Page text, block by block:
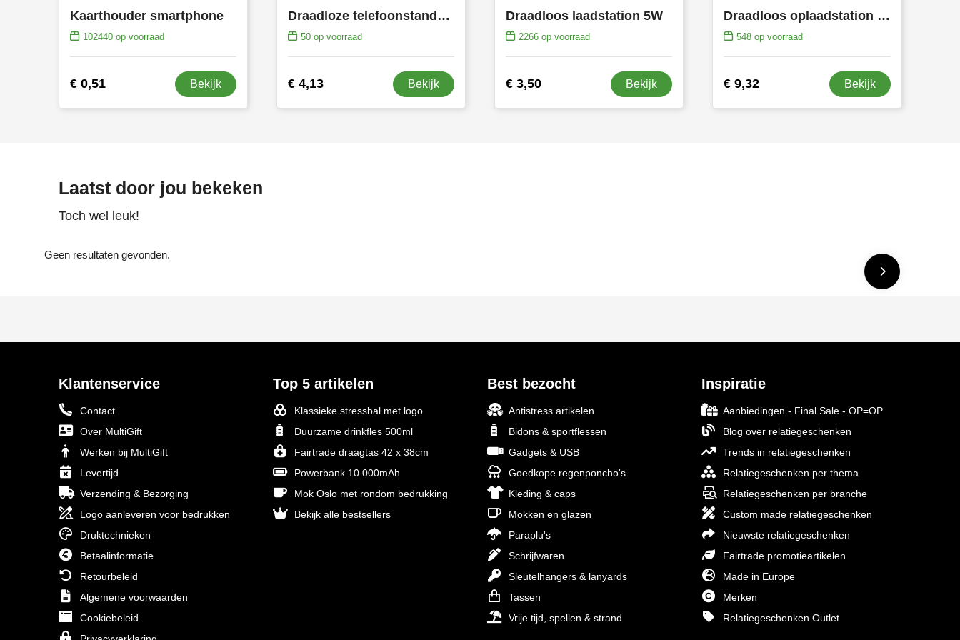
Kaarthouder smartphone
102440op voorraad
€ 0,51 Bekijk
Draadloze telefoonstandaard 5W
50op voorraad
€ 4,13 Bekijk
Draadloos laadstation 5W
2266 op voorraad
€ 3,50 Bekijk
Draadloos oplaadstation bamboe 5W
548 op voorraad
€ 9,32 Bekijk
Laatst door jou bekeken
Toch wel leuk!
Geen resultaten gevonden.
Klantenservice
Contact
Over MultiGift
Werken bij MultiGift
Levertijd
Verzending & Bezorging
Logo aanleveren voor bedrukken
Druktechnieken
Betaalinformatie
Retourbeleid
Algemene voorwaarden
Cookiebeleid
Top 5 artikelen
Klassieke stressbal met logo
Duurzame drinkfles 500ml
Fairtrade draagtas 42 x 38cm
Powerbank 10.000mAh
Mok Oslo met rondom bedrukking
Bekijk alle bestsellers
Best bezocht
Antistress artikelen
Bidons & sportflessen
Gadgets & USB
Goedkope regenponcho's
Kleding & caps
Mokken en glazen
Paraplu's
Schrijfwaren
Sleutelhangers & lanyards
Tassen
Vrije tijd, spellen & strand
Inspiratie
Aanbiedingen - Final Sale - OP=OP
Blog over relatiegeschenken
Trends in relatiegeschenken
Relatiegeschenken per thema
Relatiegeschenken per branche
Custom made relatiegeschenken
Nieuwste relatiegeschenken
Fairtrade promotieartikelen
Made in Europe
Merken
Relatiegeschenken Outlet